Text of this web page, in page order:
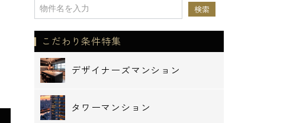
こだわり条件特集
デザイナーズマンション
タワーマンション